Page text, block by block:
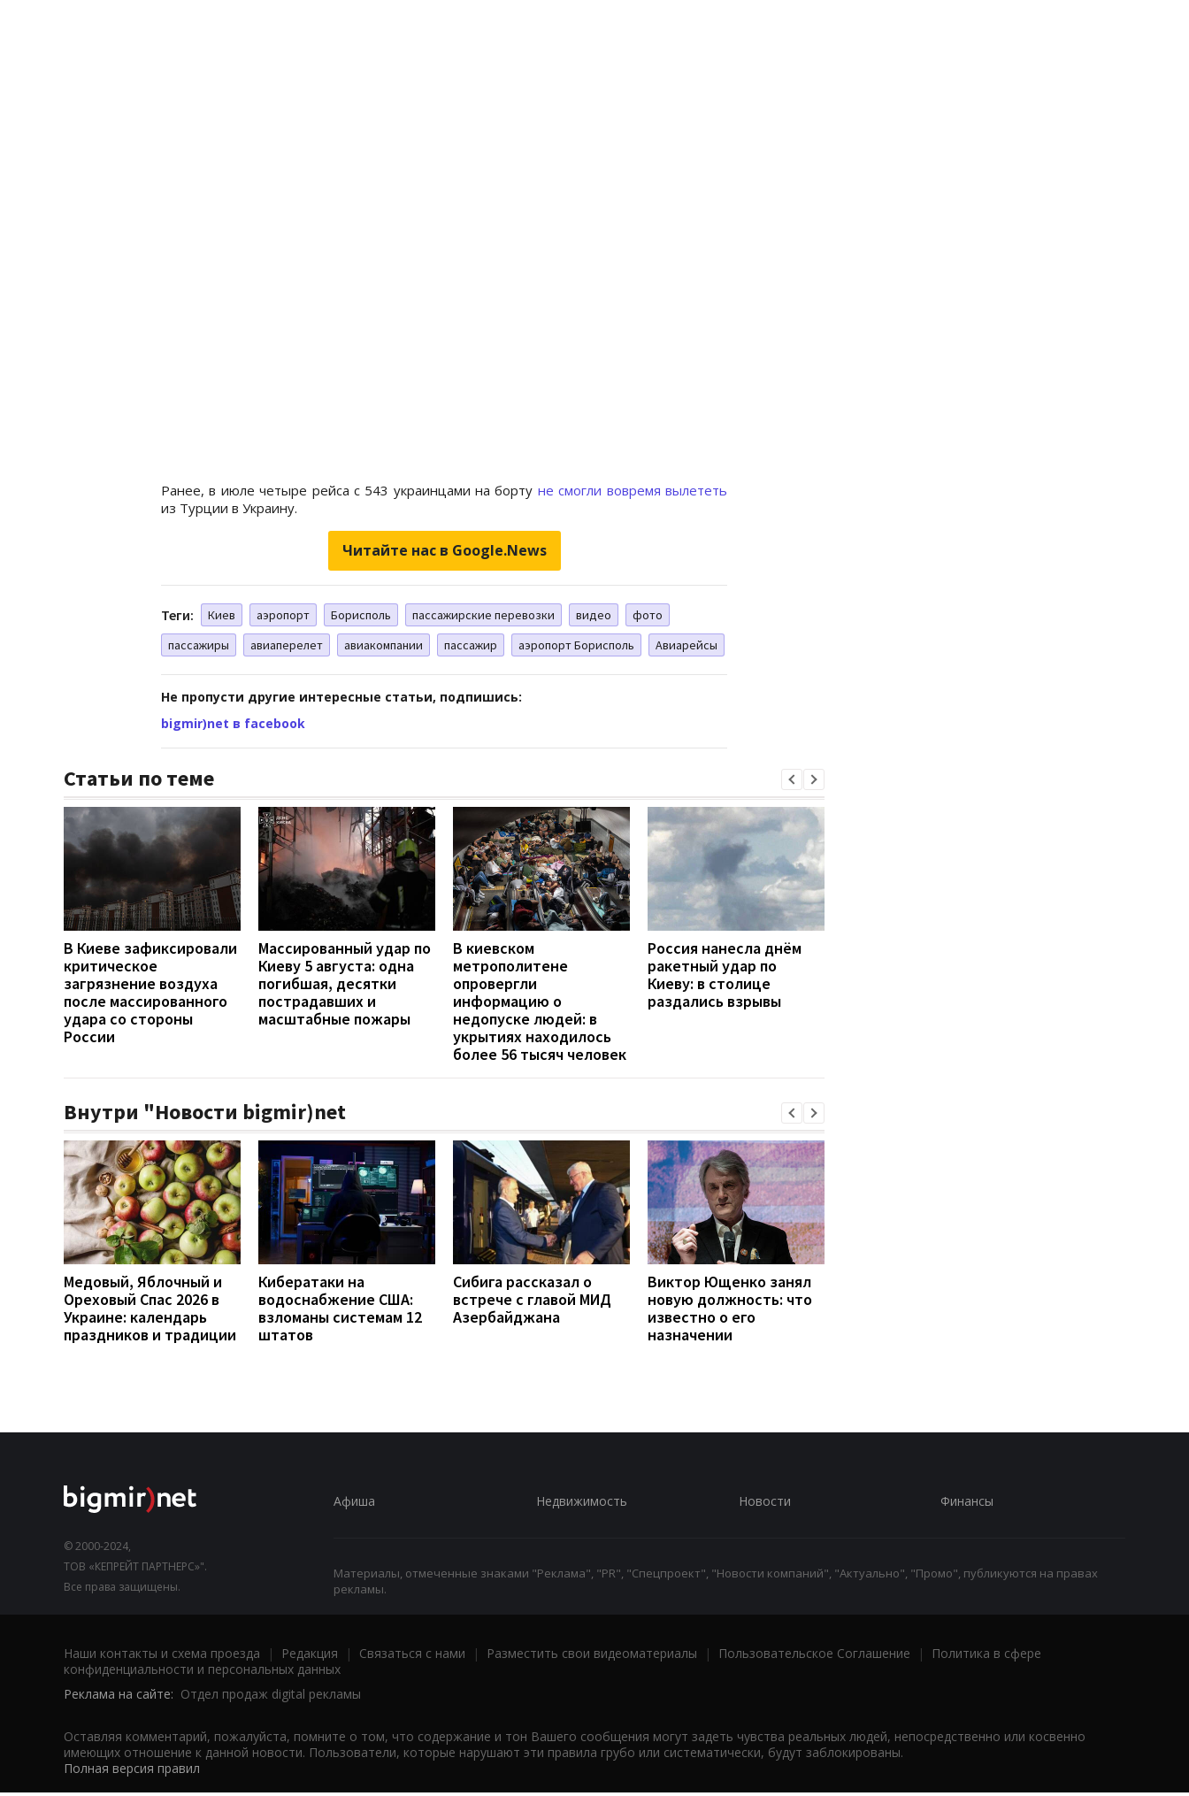
Ранее, в июле четыре рейса с 543 украинцами на борту не смогли вовремя вылететь
из Турции в Украину.
Читайте нас в Google.News
Теги: Киев аэропорт Борисполь пассажирские перевозки видео
фото
пассажиры
авиаперелет авиакомпании пассажир аэропорт Борисполь Авиарейсы
Не пропусти другие интересные статьи, подпишись:
bigmir)net в facebook
Статьи по теме
В Киеве зафиксировали
критическое
загрязнение воздуха
после массированного
удара со стороны
России
Массированный удар по
Киеву 5 августа: одна
погибшая, десятки
пострадавших и
масштабные пожары
В киевском
метрополитене
опровергли
информацию о
недопуске людей: в
укрытиях находилось
более 56 тысяч человек
Россия нанесла днём
ракетный удар по
Киеву: в столице
раздались взрывы
Внутри "Новости bigmir)net
Медовый, Яблочный и
Ореховый Спас 2026 в
Украине: календарь
праздников и традиции
Кибератаки на
водоснабжение США:
взломаны системам 12
штатов
Сибига рассказал о
встрече с главой МИД
Азербайджана
Виктор Ющенко занял
новую должность: что
известно о его
назначении
© 2000-2024,
ТОВ «КЕПРЕЙТ ПАРТНЕРС»".
Все права защищены.
Афиша Недвижимость Новости Финансы
Материалы, отмеченные знаками "Реклама", "PR", "Спецпроект", "Новости компаний", "Актуально", "Промо", публикуются на правах
рекламы.
Наши контакты и схема проезда | Редакция | Связаться с нами | Разместить свои видеоматериалы | Пользовательское Соглашение |
Политика в сфере
конфиденциальности и персональных данных
Реклама на сайте: Отдел продаж digital рекламы
Оставляя комментарий, пожалуйста, помните о том, что содержание и тон Вашего сообщения могут задеть чувства реальных людей, непосредственно или косвенно
имеющих отношение к данной новости. Пользователи, которые нарушают эти правила грубо или систематически, будут заблокированы.
Полная версия правил